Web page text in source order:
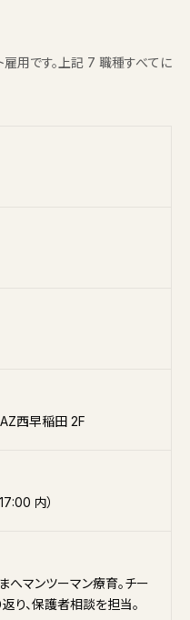
用です。上記 7 職種すべてに
西早稲田 2F
内）
へマンツーマン療育。チー
り、保護者相談を担当。